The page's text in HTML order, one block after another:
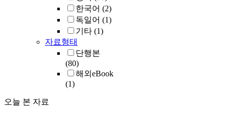
한국어 (2)
독일어 (1)
기타 (1)
자료형태
단행본
(80)
해외eBook
(1)
오늘 본 자료